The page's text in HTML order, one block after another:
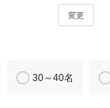
変更
30～40名